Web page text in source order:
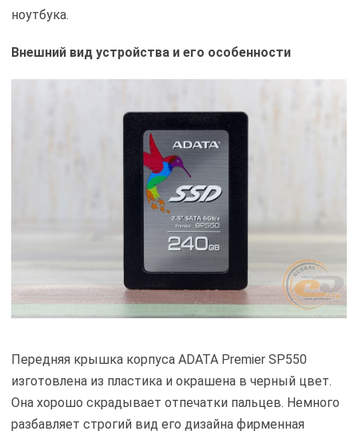
ноутбука.
Внешний вид устройства и его особенности
Передняя крышка корпуса ADATA Premier SP550
изготовлена из пластика и окрашена в черный цвет.
Она хорошо скрадывает отпечатки пальцев. Немного
разбавляет строгий вид его дизайна фирменная